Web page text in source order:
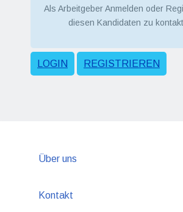
Als Arbeitgeber Anmelden oder
diesen Kandidaten zu
LOGIN REGISTRIEREN
Über uns
Kontakt